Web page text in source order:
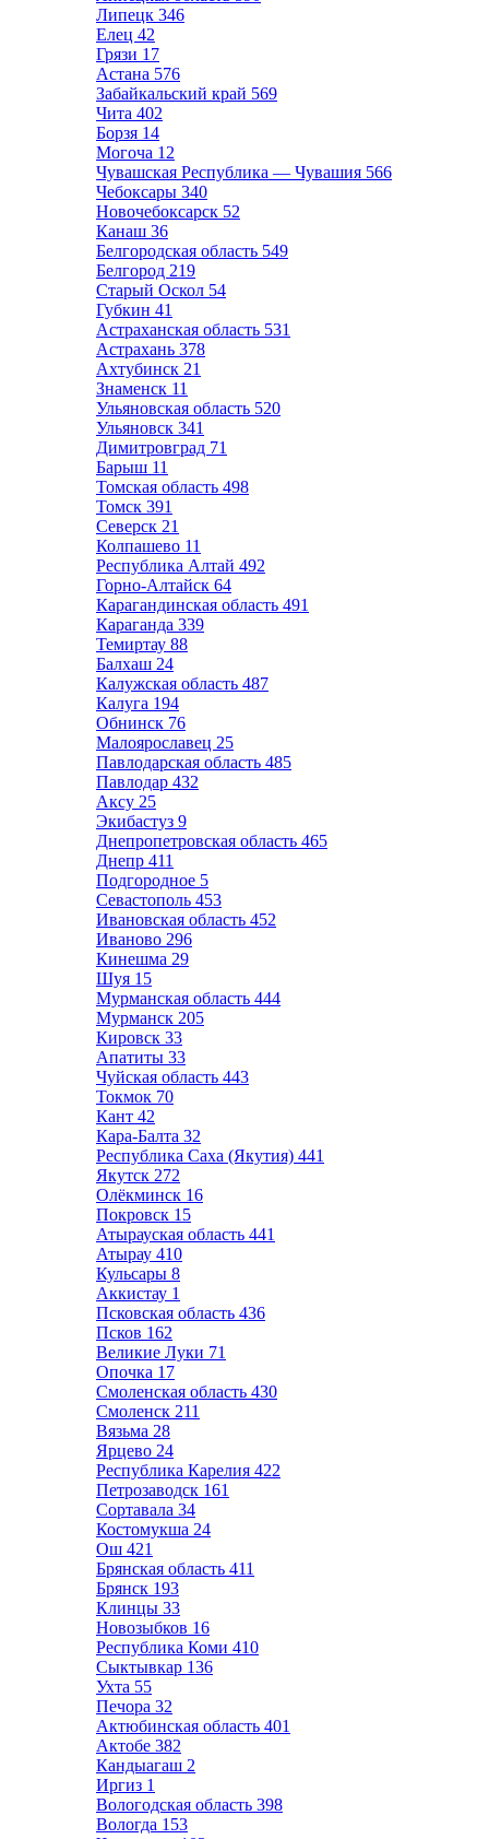
Липецк 346
Елец 42
Грязи 17
Астана 576
Забайкальский край 569
Чита 402
Борзя 14
Могоча 12
Чувашская Республика — Чувашия 566
Чебоксары 340
Новочебоксарск 52
Канаш 36
Белгородская область 549
Белгород 219
Старый Оскол 54
Губкин 41
Астраханская область 531
Астрахань 378
Ахтубинск 21
Знаменск 11
Ульяновская область 520
Ульяновск 341
Димитровград 71
Барыш 11
Томская область 498
Томск 391
Северск 21
Колпашево 11
Республика Алтай 492
Горно-Алтайск 64
Карагандинская область 491
Караганда 339
Темиртау 88
Балхаш 24
Калужская область 487
Калуга 194
Обнинск 76
Малоярославец 25
Павлодарская область 485
Павлодар 432
Аксу 25
Экибастуз 9
Днепропетровская область 465
Днепр 411
Подгородное 5
Севастополь 453
Ивановская область 452
Иваново 296
Кинешма 29
Шуя 15
Мурманская область 444
Мурманск 205
Кировск 33
Апатиты 33
Чуйская область 443
Токмок 70
Кант 42
Кара-Балта 32
Республика Саха (Якутия) 441
Якутск 272
Олёкминск 16
Покровск 15
Атырауская область 441
Атырау 410
Кульсары 8
Аккистау 1
Псковская область 436
Псков 162
Великие Луки 71
Опочка 17
Смоленская область 430
Смоленск 211
Вязьма 28
Ярцево 24
Республика Карелия 422
Петрозаводск 161
Сортавала 34
Костомукша 24
Ош 421
Брянская область 411
Брянск 193
Клинцы 33
Новозыбков 16
Республика Коми 410
Сыктывкар 136
Ухта 55
Печора 32
Актюбинская область 401
Актобе 382
Кандыагаш 2
Иргиз 1
Вологодская область 398
Вологда 153